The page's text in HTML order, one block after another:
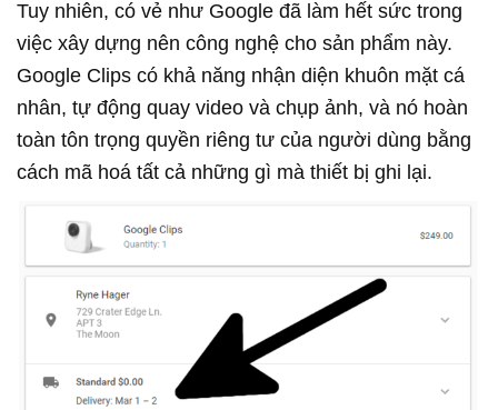
Tuy nhiên, có vẻ như Google đã làm hết sức trong
việc xây dựng nên công nghệ cho sản phẩm này.
Google Clips có khả năng nhận diện khuôn mặt cá
nhân, tự động quay video và chụp ảnh, và nó hoàn
toàn tôn trọng quyền riêng tư của người dùng bằng
cách mã hoá tất cả những gì mà thiết bị ghi lại.